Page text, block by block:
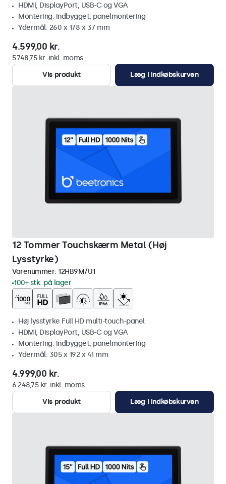
HDMI, DisplayPort, USB-C og VGA
Montering: indbygget, panelmontering
Ydermål: 260 x 178 x 37 mm
4.599,00 kr.
5.748,75 kr. inkl. moms
Vis produkt
Læg i indkøbskurven
12 Tommer Touchskærm Metal (Høj
Lysstyrke)
Varenummer: 12HB9M/U1
100+ stk. på lager
Høj lysstyrke Full HD multi-touch-panel
HDMI, DisplayPort, USB-C og VGA
Montering: indbygget, panelmontering
Ydermål: 305 x 192 x 41 mm
4.999,00 kr.
6.248,75 kr. inkl. moms
Vis produkt
Læg i indkøbskurven